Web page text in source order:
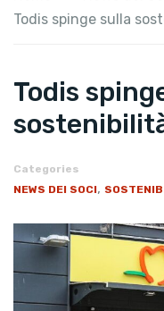
Todis spinge sulla
Todis
Categories
NEWS DEI SOCI,